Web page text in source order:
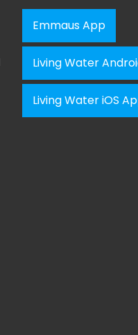
Emmaus App
Living Water
Living Water iOS